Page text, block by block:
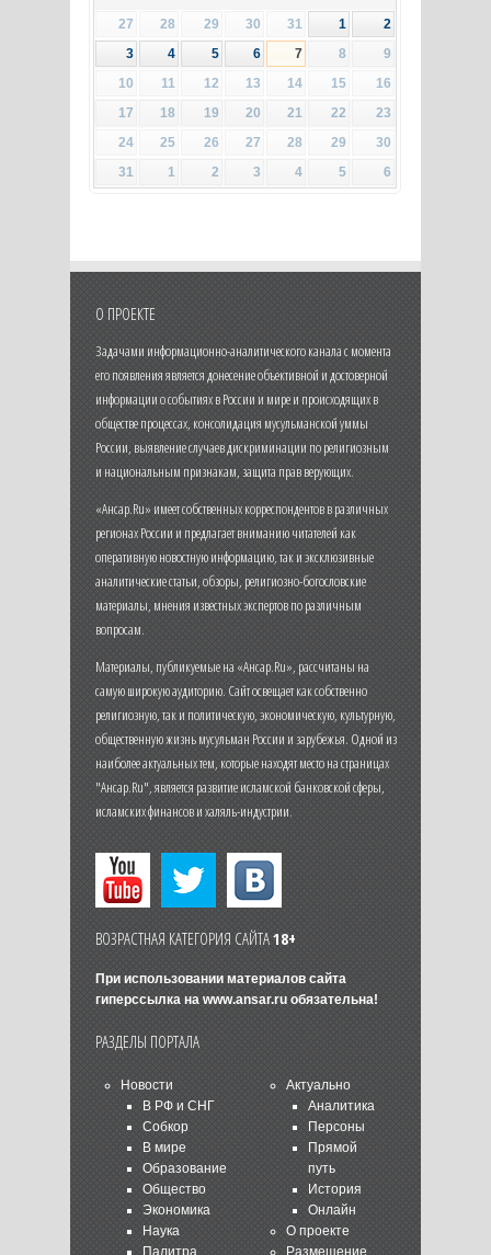
27 28 29 30 31 1
2
3
4 5 6 7 8
9
10
11 12 13 14 15
16
17
18 19 20 21 22
23
24
25 26 27 28 29
30
31
1 2 3 4 5 6
О ПРОЕКТЕ
Задачами информационно-аналитического канала с момента
его появления является донесение объективной и достоверной
информации о событиях в России и мире и происходящих в
обществе процессах, консолидация мусульманской уммы
России, выявление случаев дискриминации по религиозным
и национальным признакам, защита прав верующих.
«Ансар.Ru» имеет собственных корреспондентов в различных
регионах России и предлагает вниманию читателей как
оперативную новостную информацию, так и эксклюзивные
аналитические статьи, обзоры, религиозно-богословские
материалы, мнения известных экспертов по различным
вопросам.
Материалы, публикуемые на «Ансар.Ru», рассчитаны на
самую широкую аудиторию. Сайт освещает как собственно
религиозную, так и политическую, экономическую, культурную,
общественную жизнь мусульман России и зарубежья. Одной из
наиболее актуальных тем, которые находят место на страницах
"Ансар.Ru", является развитие исламской банковской сферы,
исламских финансов и халяль-индустрии.
ВОЗРАСТНАЯ КАТЕГОРИЯ САЙТА18+
При использовании материалов сайта
гиперссылка на www.ansar.ruобязательна!
РАЗДЕЛЫ ПОРТАЛА
Новости
В РФ и СНГ
Собкор
В мире
Образование
Общество
Экономика
Наука
Палитра
Актуально
Аналитика
Персоны
Прямой
путь
История
Онлайн
О проекте
Размещение